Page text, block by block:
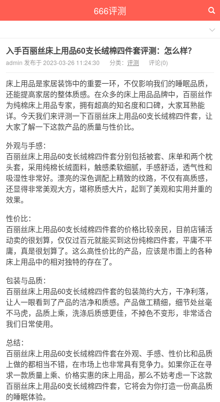
666评测
入手百丽丝床上用品60支长绒棉四件套评测：怎么样？
admin 发布于 2023-03-26 11:24:30 分类： 评测 评论(0)
床上用品是家居装饰中的重要一环，不仅影响我们的睡眠品质，
还能提高家居的整体质感。在众多的床上用品品牌中，百丽丝作
为纯棉床上用品专家，拥有超高的知名度和口碑，大家耳熟能
详。今天我们来评测一下百丽丝床上用品60支长绒棉四件套，让
大家了解一下这款产品的质量与性价比。
外观与手感：
百丽丝床上用品60支长绒棉四件套分别包括被套、床单和两个枕
头套，采用纯棉长绒面料，触感柔软细腻，手感舒适，透气性和
吸湿性非常好。漂亮的深色调配上精致的纹路，不仅有高质感，
还显得非常美观大方，堪称质感大片，起到了美观和实用并重的
效果。
性价比：
百丽丝床上用品60支长绒棉四件套的价格比较亲民，目前店铺活
动卖的很划算，仅仅过百元就能买到这份纯棉四件套，平庸不平
庸，真是很划算了。这么高性价比的产品，应该是市面上的各种
床上用品中的相对独特的存在了。
包装与品质：
百丽丝床上用品60支长绒棉四件套的包装简约大方，干净利落，
让人一眼看到了产品的洁净和质感。产品做工精细，细节处丝毫
不马虎，品质上乘，洗涤后质感更佳，不掉色不变形，非常适合
我们日常使用。
总结：
百丽丝床上用品60支长绒棉四件套在外观、手感、性价比和品质
上做的都相当不错，在市场上也非常具有竞争力。如果你正在寻
求一款质量上乘、价格实惠的床上用品，那么不妨考虑一下这款
百丽丝床上用品60支长绒棉四件套，它将会为你打造一份高品质
的睡眠体验。